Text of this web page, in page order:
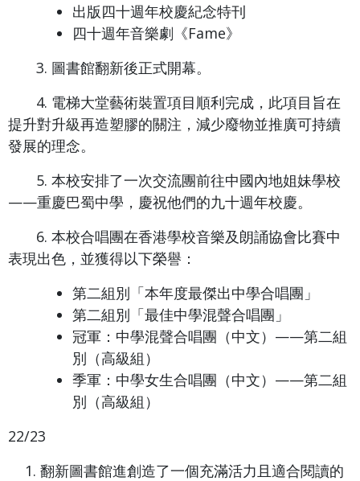
出版四十週年校慶紀念特刊
四十週年音樂劇《Fame》
3. 圖書館翻新後正式開幕。
4. 電梯大堂藝術裝置項目順利完成，此項目旨在
提升對升級再造塑膠的關注，減少廢物並推廣可持續
發展的理念。
5. 本校安排了一次交流團前往中國內地姐妹學校
——重慶巴蜀中學，慶祝他們的九十週年校慶。
6. 本校合唱團在香港學校音樂及朗誦協會比賽中
表現出色，並獲得以下榮譽：
第二組別「本年度最傑出中學合唱團」
第二組別「最佳中學混聲合唱團」
冠軍：中學混聲合唱團（中文）——第二組
別（高級組）
季軍：中學女生合唱團（中文）——第二組
別（高級組）
22/23
翻新圖書館進創造了一個充滿活力且適合閱讀的